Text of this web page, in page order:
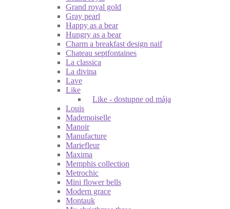
Grand royal gold
Gray pearl
Happy as a bear
Hungry as a bear
Charm a breakfast design naif
Chateau septfontaines
La classica
La divina
Lave
Like
Like - dostupne od mája
Louis
Mademoiselle
Manoir
Manufacture
Mariefleur
Maxima
Memphis collection
Metrochic
Mini flower bells
Modern grace
Montauk